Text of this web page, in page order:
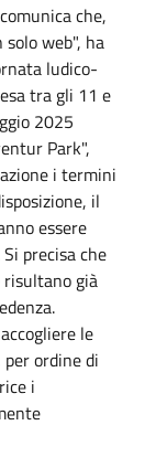
che,
web", ha
ludico-
tra gli 11 e
2025
Park",
i termini
il
essere
precisa che
risultano già
le
ordine di
i